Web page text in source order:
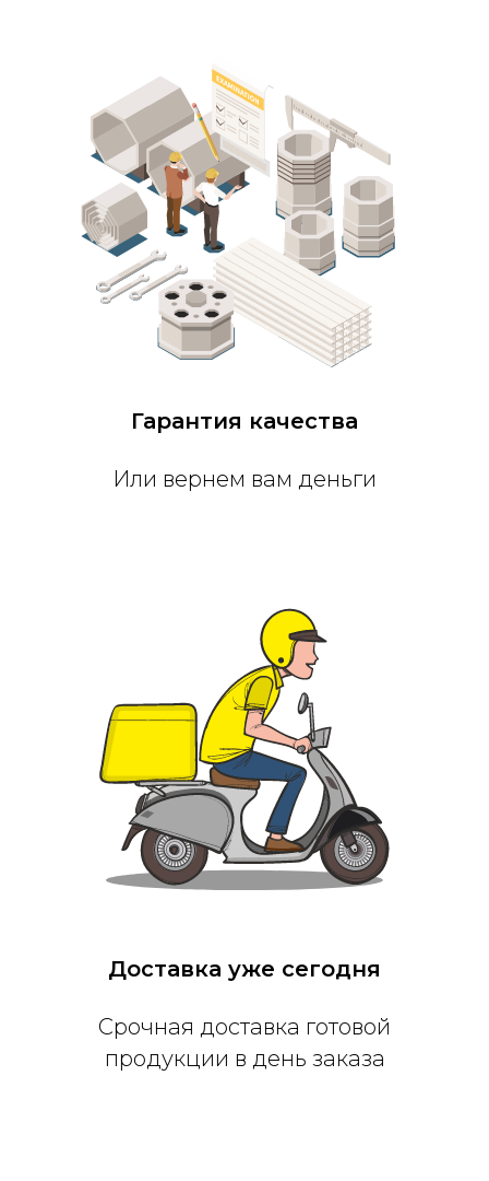
Гарантия качества
Или вернем вам деньги
Доставка уже сегодня
Срочная доставка готовой
продукции в день заказа